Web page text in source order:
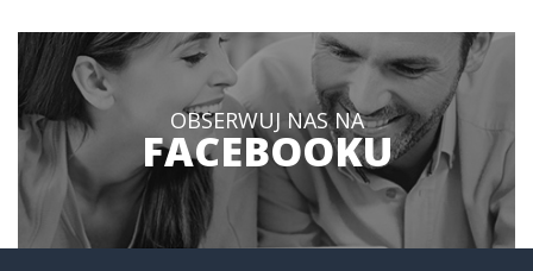
OBSERWUJ NAS NA
FACEBOOKU